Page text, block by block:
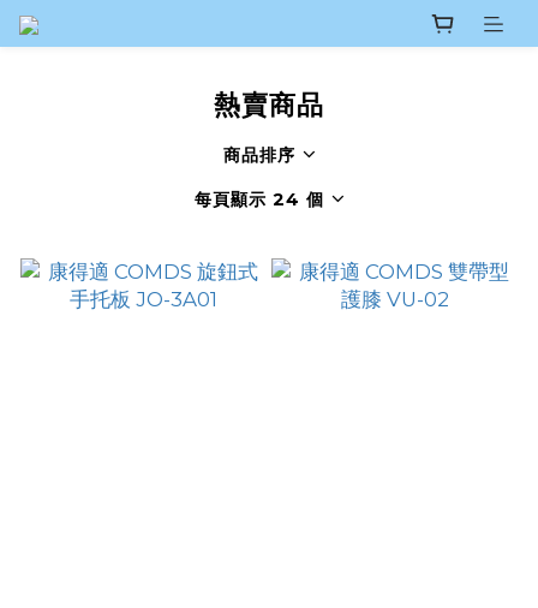
熱賣商品
商品排序
每頁顯示 24 個